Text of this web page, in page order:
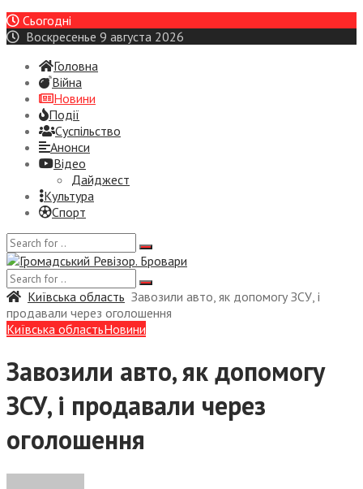
Сьогодні
Воскресенье 9 августа 2026
Головна
Війна
Новини
Події
Суспiльство
Анонси
Відео
Дайджест
Культура
Спорт
Київська область Завозили авто, як допомогу ЗСУ, і
продавали через оголошення
Київська областьНовини
Завозили авто, як допомогу
ЗСУ, і продавали через
оголошення